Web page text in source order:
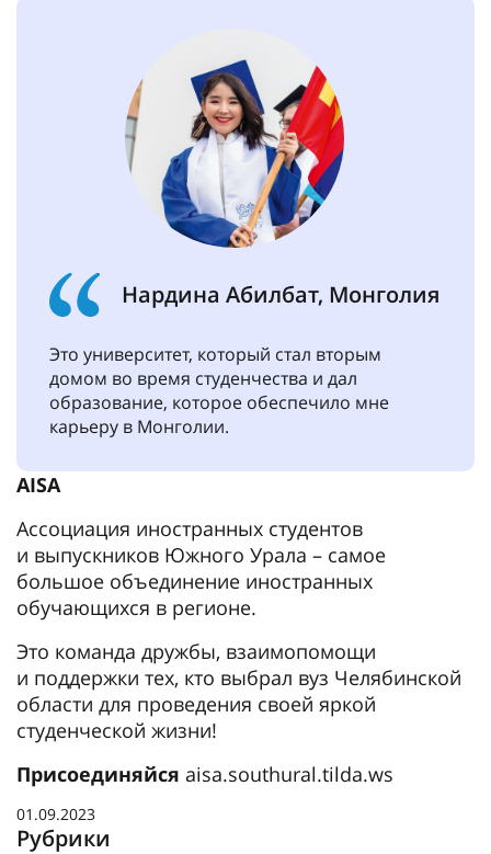
Нардина Абилбат, Монголия
Это университет, который стал вторым
домом во время студенчества и дал
образование, которое обеспечило мне
карьеру в Монголии.
AISA
Ассоциация иностранных студентов
и выпускников Южного Урала – самое
большое объединение иностранных
обучающихся в регионе.
Это команда дружбы, взаимопомощи
и поддержки тех, кто выбрал вуз Челябинской
области для проведения своей яркой
студенческой жизни!
Присоединяйся aisa.southural.tilda.ws
01.09.2023
Рубрики